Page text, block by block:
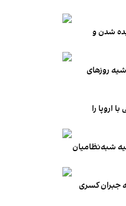
شدن و
روزهای
اروپا را
شبه‌نظامیان
جبران کسری